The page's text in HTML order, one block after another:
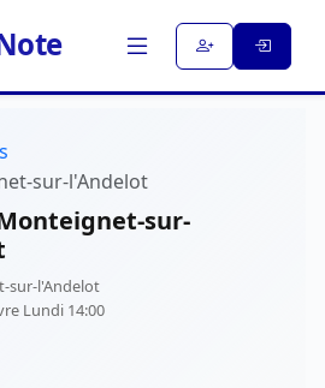
sur-l'Andelot
sur-
sur-l'Andelot
Lundi 14:00